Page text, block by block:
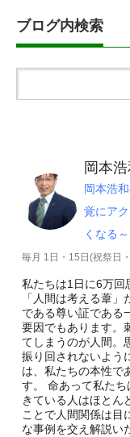
イ
ブ
ブログ内検索
岡本
岡本浩
覚にア
くなる～
毎月 1日・15日(祝祭日
私たちは1日に6万回
「人間は考える葦
である尊い証である
要因でもあります。
てしまうのが人間。
振り回されないよう
は、私たちの本性で
す。 命あって私た
きている人はほとん
ことで人間関係は目
な事例を交え解説い